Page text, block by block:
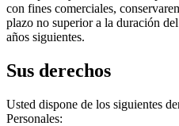
con fines comerciales,
plazo no superior a la duración
años siguientes.
Sus derechos
Usted dispone de los siguientes
Personales: